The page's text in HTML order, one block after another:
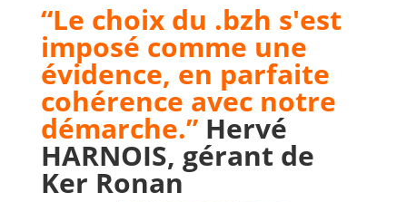
“Le choix du .bzh s'est
imposé comme une
évidence, en parfaite
cohérence avec notre
démarche.” Hervé
HARNOIS, gérant de
Ker Ronan